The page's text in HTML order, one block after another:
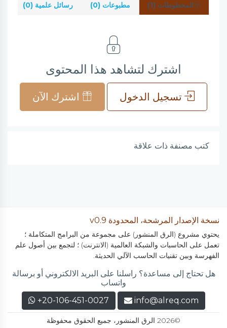
المخطوطات (1) مطبوعات (0) رسائل علمية (0)
اشترك لتشاهد هذا المحتوى
تسجيل الدخول اشترك الآن
كتب مصنفة ذات علاقة
نسخة الإصدار المرشحة، المحدودة v0.9
يحتوي مشروع (الرق المنشور) على مجموعة من البرامج المتكاملة ؛
تعمل على الحاسبات والشبكة العالمية (الانترنت) ؛ لتجمع بين أصول علم
الفهرسة وبين تقنيات الحاسب الآلي الحديثة.
هل تحتاج إلى مساعدة؟ راسلنا على البريد الالكتروني أو برسالة
واتساب
info@alreq.com
+20-106-451-0027
©2026 الرق المنشور، جميع الحقوق محفوظة